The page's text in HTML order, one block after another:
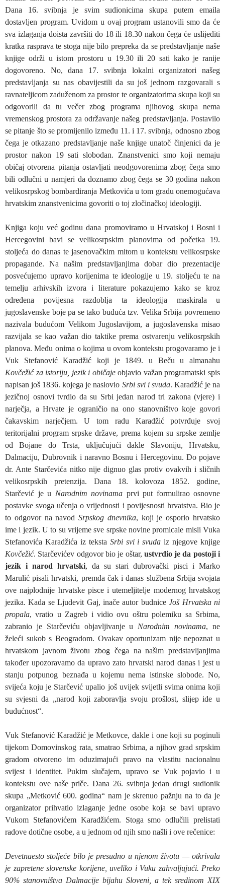
Dana 16. svibnja je svim sudionicima skupa putem emaila
dostavljen program. Uvidom u ovaj program ustanovili smo da će
sva izlaganja doista završiti do 18 ili 18.30 nakon čega će uslijediti
kratka rasprava te stoga nije bilo prepreka da se predstavljanje naše
knjige održi u istom prostoru u 19.30 ili 20 sati kako je ranije
dogovoreno. No, dana 17. svibnja lokalni organizatori našeg
predstavljanja su nas obavijestili da su još jednom razgovarali s
ravnateljicom zaduženom za prostor te organizatorima skupa koji su
odgovorili da tu večer zbog programa njihovog skupa nema
vremenskog prostora za održavanje našeg predstavljanja. Postavilo
se pitanje što se promijenilo između 11. i 17. svibnja, odnosno zbog
čega je otkazano predstavljanje naše knjige unatoč činjenici da je
prostor nakon 19 sati slobodan. Znanstvenici smo koji nemaju
običaj otvorena pitanja ostavljati neodgovorenima zbog čega smo
bili odlučni u namjeri da doznamo zbog čega se 30 godina nakon
velikosrpskog bombardiranja Metkovića u tom gradu onemogućava
hrvatskim znanstvenicima govoriti o toj zločinačkoj ideologiji.
Knjiga koju već godinu dana promoviramo u Hrvatskoj i Bosni i
Hercegovini bavi se velikosrpskim planovima od početka 19.
stoljeća do danas te jasenovačkim mitom u kontekstu velikosrpske
propagande. Na našim predstavljanjima dobar dio prezentacije
posvećujemo upravo korijenima te ideologije u 19. stoljeću te na
temelju arhivskih izvora i literature pokazujemo kako se kroz
određena povijesna razdoblja ta ideologija maskirala u
jugoslavenske boje pa se tako buduća tzv. Velika Srbija povremeno
nazivala budućom Velikom Jugoslavijom, a jugoslavenska misao
razvijala se kao važan dio taktike prema ostvarenju velikosrpskih
planova. Među onima o kojima u ovom kontekstu progovaramo je i
Vuk Stefanović Karadžić koji je 1849. u Beču u almanahu
Kovčežić za istoriju, jezik i običajeobjavio važan programatski spis
napisan još 1836. kojega je naslovio Srbi svi i svuda. Karadžić je na
jezičnoj osnovi tvrdio da su Srbi jedan narod tri zakona (vjere) i
narječja, a Hrvate je ograničio na ono stanovništvo koje govori
čakavskim narječjem. U tom radu Karadžić potvrđuje svoj
teritorijalni program srpske države, prema kojem su srpske zemlje
od Bojane do Trsta, uključujući dakle Slavoniju, Hrvatsku,
Dalmaciju, Dubrovnik i naravno Bosnu i Hercegovinu. Do pojave
dr. Ante Starčevića nitko nije dignuo glas protiv ovakvih i sličnih
velikosrpskih pretenzija. Dana 18. kolovoza 1852. godine,
Starčević je u Narodnim novinama prvi put formulirao osnovne
postavke svoga učenja o vrijednosti i povijesnosti hrvatstva. Bio je
to odgovor na navodSrpskog dnevnika, koji je osporio hrvatsko
ime i jezik. U to su vrijeme sve srpske novine promicale misli Vuka
Stefanovića Karadžića iz teksta Srbi svi i svuda iz njegove knjige
Kovčežić. Starčevićev odgovor bio je oštar, ustvrdio je da postoji i
jezik i narod hrvatski, da su stari dubrovački pisci i Marko
Marulić pisali hrvatski, premda čak i danas službena Srbija svojata
ove najplodnije hrvatske pisce i utemeljitelje modernog hrvatskog
jezika. Kada se Ljudevit Gaj, inače autor budniceJoš Hrvatska ni
propala, vratio u Zagreb i vidio ovu oštru polemiku sa Srbima,
zabranio je Starčeviću objavljivanje u Narodnim novinama, ne
želeći sukob s Beogradom. Ovakav oportunizam nije nepoznat u
hrvatskom javnom životu zbog čega na našim predstavljanjima
također upozoravamo da upravo zato hrvatski narod danas i jest u
stanju potpunog beznađa u kojemu nema istinske slobode. No,
svijeća koju je Starčević upalio još uvijek svijetli svima onima koji
su svjesni da „narod koji zaboravlja svoju prošlost, slijep ide u
budućnost“.
Vuk Stefanović Karadžić je Metkovce, dakle i one koji su poginuli
tijekom Domovinskog rata, smatrao Srbima, a njihov grad srpskim
gradom otvoreno im oduzimajući pravo na vlastitu nacionalnu
svijest i identitet. Pukim slučajem, upravo se Vuk pojavio i u
kontekstu ove naše priče. Dana 26. svibnja jedan drugi sudionik
skupa „Metković 600. godina“ nam je skrenuo pažnju na to da je
organizator prihvatio izlaganje jedne osobe koja se bavi upravo
Vukom Stefanovićem Karadžićem. Stoga smo odlučili prelistati
radove dotične osobe, a u jednom od njih smo našli i ove rečenice:
Devetnaesto stoljeće bilo je presudno u njenom životu — otkrivala
je zapretene slovenske korijene, uveliko i Vuku zahvaljujući. Preko
90% stanovništva Dalmacije bijahu Sloveni, a tek sredinom XIX